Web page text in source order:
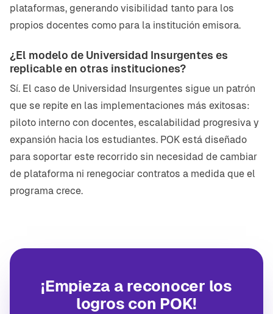
plataformas, generando visibilidad tanto para los
propios docentes como para la institución emisora.
¿El modelo de Universidad Insurgentes es
replicable en otras instituciones?
Sí. El caso de Universidad Insurgentes sigue un patrón
que se repite en las implementaciones más exitosas:
piloto interno con docentes, escalabilidad progresiva y
expansión hacia los estudiantes. POK está diseñado
para soportar este recorrido sin necesidad de cambiar
de plataforma ni renegociar contratos a medida que el
programa crece.
¡Empieza a reconocer los
logros con POK!